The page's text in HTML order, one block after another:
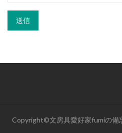
Copyright©文房具愛好家fumiの備